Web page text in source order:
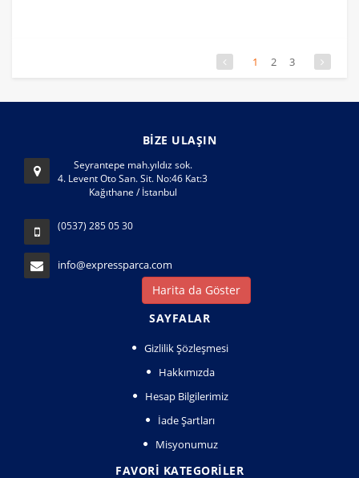
1 2 3
BİZE ULAŞIN
Seyrantepe mah.yıldız sok.
4. Levent Oto San. Sit. No:46 Kat:3
Kağıthane / İstanbul
(0537) 285 05 30
info@expressparca.com
Harita da Göster
SAYFALAR
Gizlilik Şözleşmesi
Hakkımızda
Hesap Bilgilerimiz
İade Şartları
Misyonumuz
FAVORI KATEGORILER